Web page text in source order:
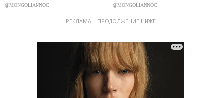
@MONGOLIANNOC @MONGOLIANNOC
РЕКЛАМА – ПРОДОЛЖЕНИЕ НИЖЕ